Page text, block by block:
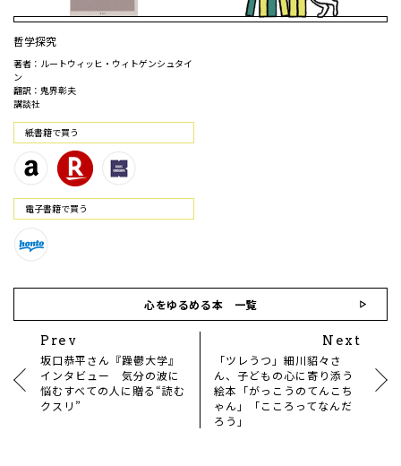
哲学探究
著者：ルートウィッヒ・ウィトゲンシュタイ
ン
翻訳：鬼界彰夫
講談社
紙書籍で買う
電⼦書籍で買う
心をゆるめる本 一覧
Prev
坂口恭平さん『躁鬱大学』
インタビュー 気分の波に
悩むすべての人に贈る“読む
クスリ”
Next
「ツレうつ」細川貂々さ
ん、子どもの心に寄り添う
絵本「がっこうのてんこち
ゃん」「こころってなんだ
ろう」